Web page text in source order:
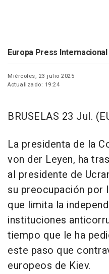
Europa Press Internacional
Miércoles, 23 julio 2025
Actualizado: 19:24
BRUSELAS 23 Jul.
La presidenta de la
von der Leyen, ha
al presidente de
su preocupación por
que limita la
instituciones
tiempo que le ha
este paso que
europeos de Kiev.